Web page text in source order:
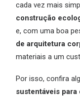
cada vez mais
construção
e, com uma boa
de arquitetura
materiais a um
Por isso, confira
sustentáveis